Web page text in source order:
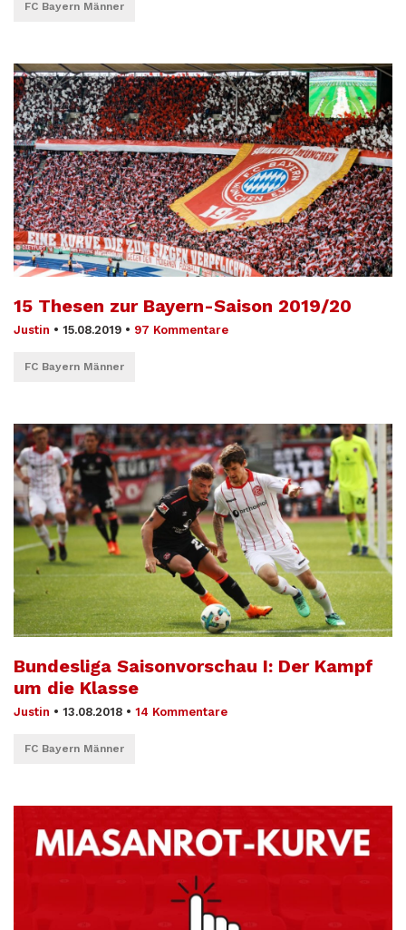
FC Bayern Männer
15 Thesen zur Bayern-Saison 2019/20
Justin • 15.08.2019 • 97 Kommentare
FC Bayern Männer
Bundesliga Saison­vorschau I: Der Kampf
um die Klasse
Justin • 13.08.2018 • 14 Kommentare
FC Bayern Männer